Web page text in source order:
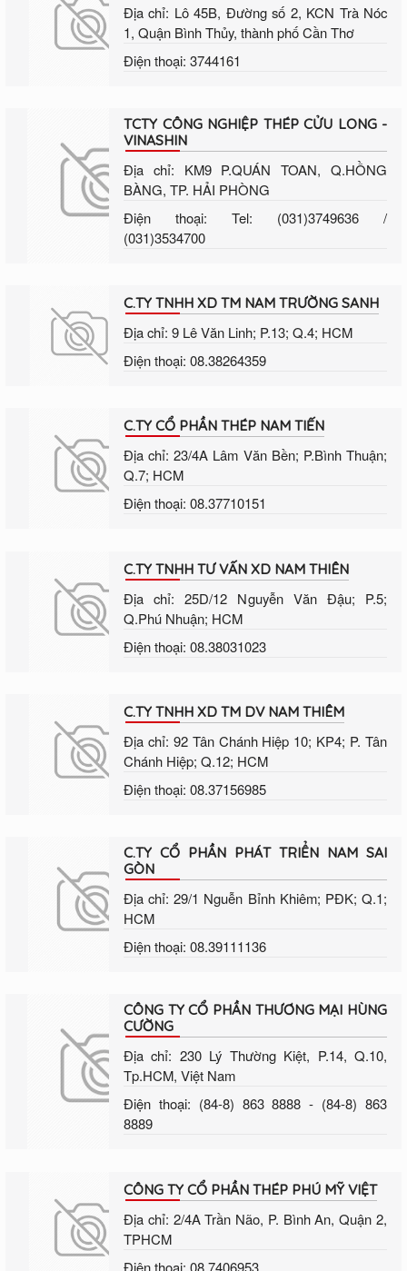
Địa chỉ: Lô 45B, Đường số 2, KCN Trà Nóc
1, Quận Bình Thủy, thành phố Cần Thơ
Điện thoại: 3744161
TCTY CÔNG NGHIỆP THÉP CỬU LONG -
VINASHIN
Địa chỉ: KM9 P.QUÁN TOAN, Q.HỒNG
BÀNG, TP. HẢI PHÒNG
Điện thoại: Tel: (031)3749636 /
(031)3534700
C.TY TNHH XD TM NAM TRƯỜNG SANH
Địa chỉ: 9 Lê Văn Linh; P.13; Q.4; HCM
Điện thoại: 08.38264359
C.TY CỔ PHẦN THÉP NAM TIẾN
Địa chỉ: 23/4A Lâm Văn Bền; P.Bình Thuận;
Q.7; HCM
Điện thoại: 08.37710151
C.TY TNHH TƯ VẤN XD NAM THIÊN
Địa chỉ: 25D/12 Nguyễn Văn Đậu; P.5;
Q.Phú Nhuận; HCM
Điện thoại: 08.38031023
C.TY TNHH XD TM DV NAM THIÊM
Địa chỉ: 92 Tân Chánh Hiệp 10; KP4; P. Tân
Chánh Hiệp; Q.12; HCM
Điện thoại: 08.37156985
C.TY CỔ PHẦN PHÁT TRIỂN NAM SAI
GÒN
Địa chỉ: 29/1 Nguễn Bỉnh Khiêm; PĐK; Q.1;
HCM
Điện thoại: 08.39111136
CÔNG TY CỔ PHẦN THƯƠNG MẠI HÙNG
CƯỜNG
Địa chỉ: 230 Lý Thường Kiệt, P.14, Q.10,
Tp.HCM, Việt Nam
Điện thoại: (84-8) 863 8888 - (84-8) 863
8889
CÔNG TY CỔ PHẦN THÉP PHÚ MỸ VIỆT
Địa chỉ: 2/4A Trần Não, P. Bình An, Quận 2,
TPHCM
Điện thoại: 08 7406953